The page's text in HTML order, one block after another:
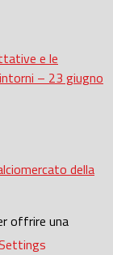
e le
– 23 giugno
della
offrire una